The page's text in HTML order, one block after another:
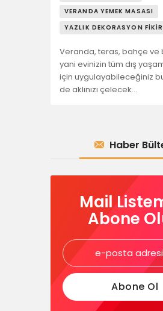
VERANDA YEMEK MASASI
YAZLIK DEKORASYON
Veranda, teras, bahçe ve
yani evinizin tüm dış
için uygulayabileceğiniz
de aklınızı çelecek…
Haber
Mail
Abone